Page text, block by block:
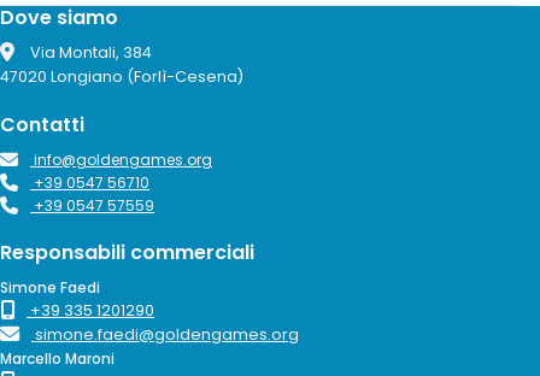
Dove siamo
Via Montali, 384
47020 Longiano (Forlì-Cesena)
Contatti
info@goldengames.org
+39 0547 56710
+39 0547 57559
Responsabili commerciali
Simone Faedi
+39 335 1201290
simone.faedi@goldengames.org
Marcello Maroni